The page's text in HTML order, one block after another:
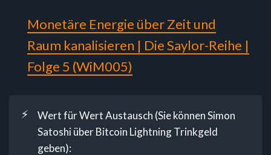
Monetäre Energie über Zeit und
Raum kanalisieren | Die Saylor-Reihe |
Folge 5 (WiM005)
⚡
Wert für Wert Austausch (Sie können Simon
Satoshi über Bitcoin Lightning Trinkgeld
geben):